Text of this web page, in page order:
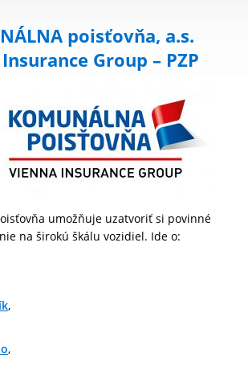
poisťovňa, a.s.
Group – PZP
umožňuje uzatvoriť si povinné
na širokú škálu vozidiel. Ide o:
,
,